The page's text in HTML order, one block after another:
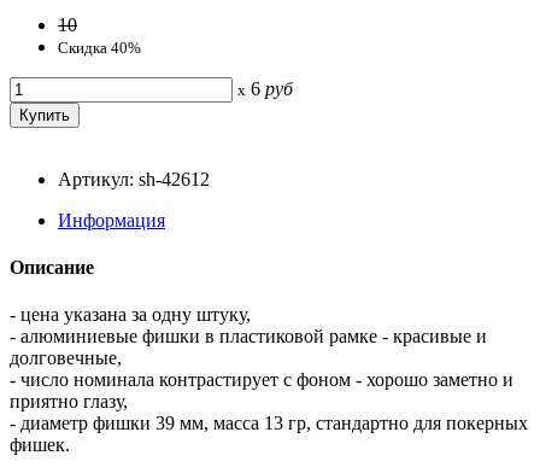
10
Скидка 40%
x 6 руб
Артикул: sh-42612
Информация
Описание
- цена указана за одну штуку,
- алюминиевые фишки в пластиковой рамке - красивые и
долговечные,
- число номинала контрастирует с фоном - хорошо заметно и
приятно глазу,
- диаметр фишки 39 мм, масса 13 гр, стандартно для покерных
фишек.